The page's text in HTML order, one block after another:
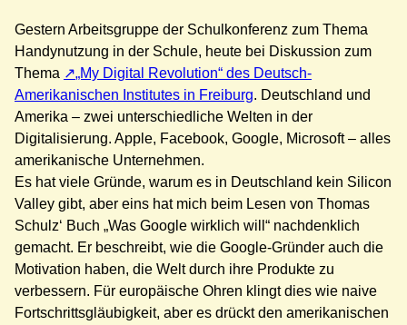
Gestern Arbeitsgruppe der Schulkonferenz zum Thema
Handynutzung in der Schule, heute bei Diskussion zum
Thema
„My Digital Revolution“ des Deutsch-
Amerikanischen Institutes in Freiburg. Deutschland und
Amerika – zwei unterschiedliche Welten in der
Digitalisierung. Apple, Facebook, Google, Microsoft – alles
amerikanische Unternehmen.
Es hat viele Gründe, warum es in Deutschland kein Silicon
Valley gibt, aber eins hat mich beim Lesen von Thomas
Schulz‘ Buch „Was Google wirklich will“ nachdenklich
gemacht. Er beschreibt, wie die Google-Gründer auch die
Motivation haben, die Welt durch ihre Produkte zu
verbessern. Für europäische Ohren klingt dies wie naive
Fortschrittsgläubigkeit, aber es drückt den amerikanischen